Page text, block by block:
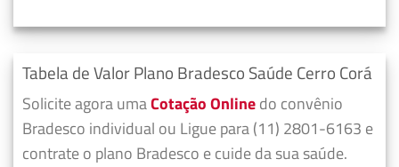
Tabela de Valor Plano Bradesco Saúde Cerro Corá
Solicite agora umaCotação Onlinedo convênio
Bradesco individual ou Ligue para (11) 2801-6163 e
contrate o plano Bradesco e cuide da sua saúde.